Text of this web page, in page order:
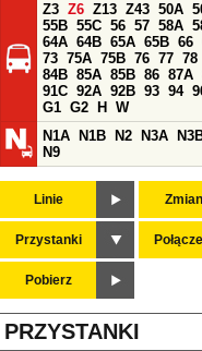
Z3 Z6 Z13 Z43 50A
55B 55C 56 57 58A
64A 64B 65A 65B 66
73 75A 75B 76 77 78
84B 85A 85B 86 87A
91C 92A 92B 93 94
G1 G2 H
W
N1A
N1B N2 N3A
N9
Linie
Przystanki
Pobierz
PRZYSTANKI